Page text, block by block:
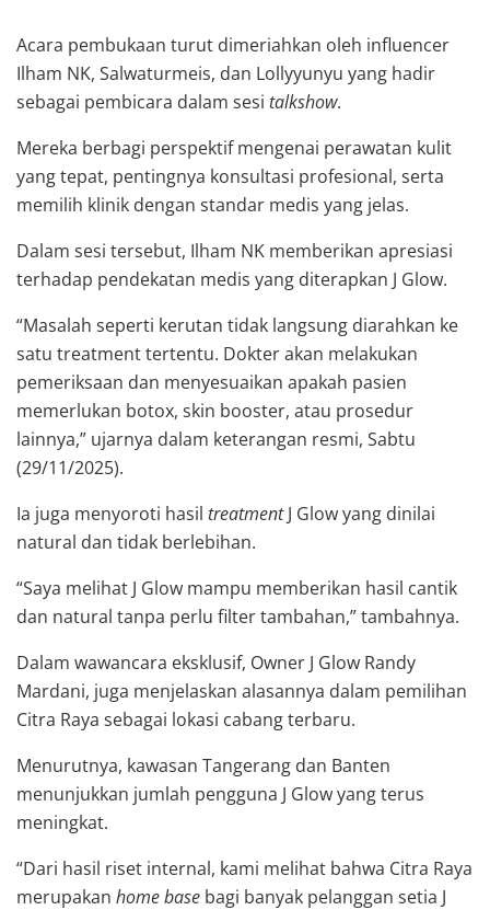
Acara pembukaan turut dimeriahkan oleh influencer
Ilham NK, Salwaturmeis, dan Lollyyunyu yang hadir
sebagai pembicara dalam sesi talkshow.
Mereka berbagi perspektif mengenai perawatan kulit
yang tepat, pentingnya konsultasi profesional, serta
memilih klinik dengan standar medis yang jelas.
Dalam sesi tersebut, Ilham NK memberikan apresiasi
terhadap pendekatan medis yang diterapkan J Glow.
“Masalah seperti kerutan tidak langsung diarahkan ke
satu treatment tertentu. Dokter akan melakukan
pemeriksaan dan menyesuaikan apakah pasien
memerlukan botox, skin booster, atau prosedur
lainnya,” ujarnya dalam keterangan resmi, Sabtu
(29/11/2025).
Ia juga menyoroti hasil treatmentJ Glow yang dinilai
natural dan tidak berlebihan.
“Saya melihat J Glow mampu memberikan hasil cantik
dan natural tanpa perlu filter tambahan,” tambahnya.
Dalam wawancara eksklusif, Owner J Glow Randy
Mardani, juga menjelaskan alasannya dalam pemilihan
Citra Raya sebagai lokasi cabang terbaru.
Menurutnya, kawasan Tangerang dan Banten
menunjukkan jumlah pengguna J Glow yang terus
meningkat.
“Dari hasil riset internal, kami melihat bahwa Citra Raya
merupakan home base bagi banyak pelanggan setia J